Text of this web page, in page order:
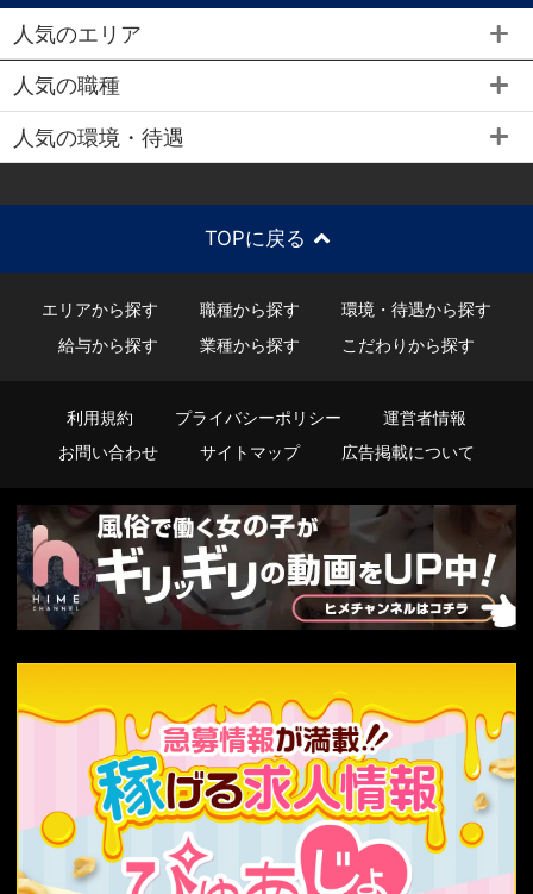
人気のエリア
人気の職種
人気の環境・待遇
TOPに戻る
エリアから探す 職種から探す
環境・待遇から探す
給与から探す
業種から探す こだわりから探す
利用規約 プライバシーポリシー
運営者情報
お問い合わせ
サイトマップ 広告掲載について